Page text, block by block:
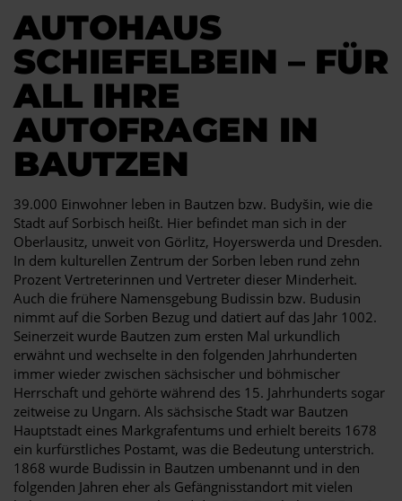
AUTOHAUS
SCHIEFELBEIN – FÜR
ALL IHRE
AUTOFRAGEN IN
BAUTZEN
39.000 Einwohner leben in Bautzen bzw. Budyšin, wie die
Stadt auf Sorbisch heißt. Hier befindet man sich in der
Oberlausitz, unweit von Görlitz, Hoyerswerda und Dresden.
In dem kulturellen Zentrum der Sorben leben rund zehn
Prozent Vertreterinnen und Vertreter dieser Minderheit.
Auch die frühere Namensgebung Budissin bzw. Budusin
nimmt auf die Sorben Bezug und datiert auf das Jahr 1002.
Seinerzeit wurde Bautzen zum ersten Mal urkundlich
erwähnt und wechselte in den folgenden Jahrhunderten
immer wieder zwischen sächsischer und böhmischer
Herrschaft und gehörte während des 15. Jahrhunderts sogar
zeitweise zu Ungarn. Als sächsische Stadt war Bautzen
Hauptstadt eines Markgrafentums und erhielt bereits 1678
ein kurfürstliches Postamt, was die Bedeutung unterstrich.
1868 wurde Budissin in Bautzen umbenannt und in den
folgenden Jahren eher als Gefängnisstandort mit vielen